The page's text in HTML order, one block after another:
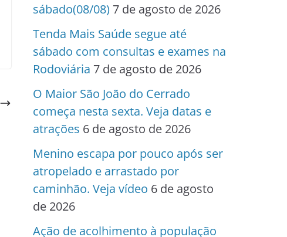
sábado(08/08) 7 de agosto de 2026
Tenda Mais Saúde segue até
sábado com consultas e exames na
Rodoviária 7 de agosto de 2026
O Maior São João do Cerrado
começa nesta sexta. Veja datas e
atrações 6 de agosto de 2026
Menino escapa por pouco após ser
atropelado e arrastado por
caminhão. Veja vídeo 6 de agosto
de 2026
Ação de acolhimento à população